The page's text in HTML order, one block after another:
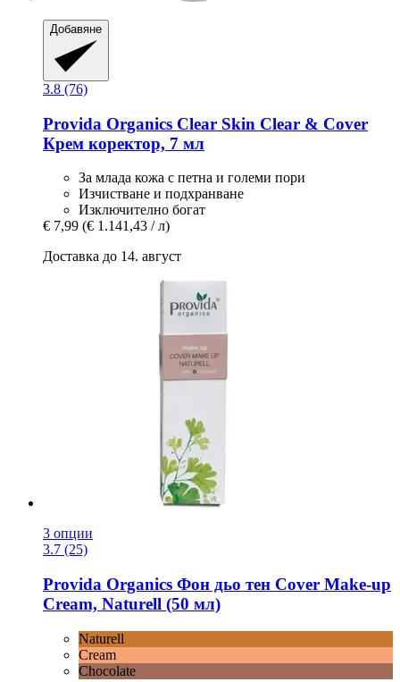
Добавяне
3.8 (76)
Provida Organics Clear Skin Clear & Cover
Крем коректор, 7 мл
За млада кожа с петна и големи пори
Изчистване и подхранване
Изключително богат
€ 7,99 (€ 1.141,43 / л)
Доставка до 14. август
3 опции
3.7 (25)
Provida Organics Фон дьо тен Cover Make-​up
Cream, Naturell (50 мл)
Naturell
Cream
Chocolate